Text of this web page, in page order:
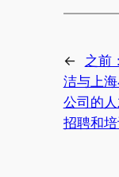
← 之前
洁与上
公司的人
招聘和培